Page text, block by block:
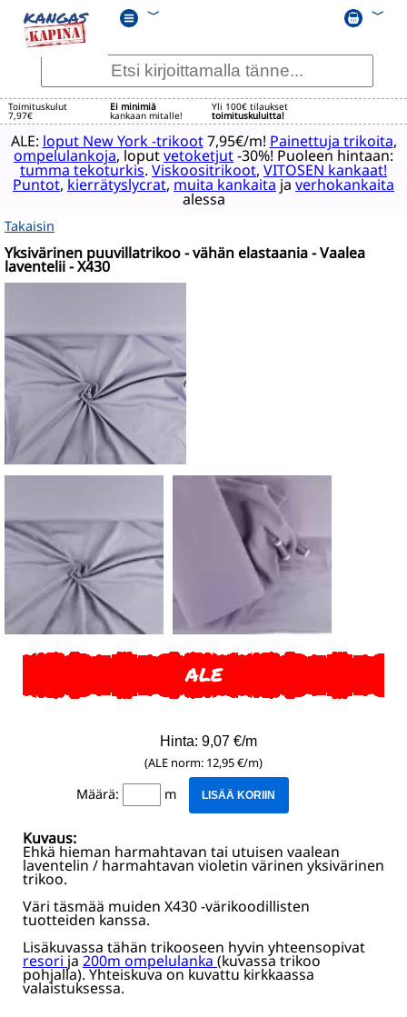
﹀ ﹀
Toimituskulut
7,97€
Ei minimiä
kankaan mitalle!
Yli 100€ tilaukset
toimituskuluitta!
ALE: loput New York -trikoot7,95€/m! Painettuja trikoita,
ompelulankoja, loputvetoketjut-30%! Puoleen hintaan:
tumma tekoturkis. Viskoositrikoot, VITOSEN kankaat!
Puntot,kierrätyslycrat,muita kankaitajaverhokankaita
alessa
Takaisin
Yksivärinen puuvillatrikoo - vähän elastaania - Vaalea
laventelii - X430
ALE
Hinta: 9,07 €/m
(ALE norm: 12,95 €/m)
Määrä: m LISÄÄ KORIIN
Kuvaus:
Ehkä hieman harmahtavan tai utuisen vaalean
laventelin / harmahtavan violetin värinen yksivärinen
trikoo.
Väri täsmää muiden X430 -värikoodillisten
tuotteiden kanssa.
Lisäkuvassa tähän trikooseen hyvin yhteensopivat
resori ja 200m ompelulanka (kuvassa trikoo
pohjalla). Yhteiskuva on kuvattu kirkkaassa
valaistuksessa.